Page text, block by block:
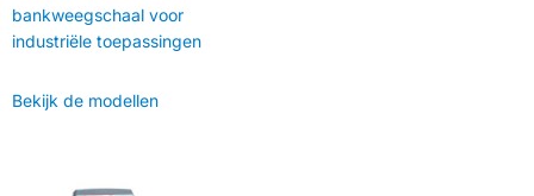
bankweegschaal voor
industriële toepassingen
Bekijk de modellen